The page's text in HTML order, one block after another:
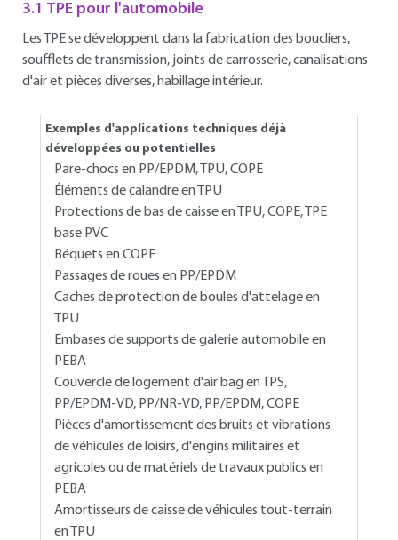
3.1 TPE pour l'automobile
Les TPE se développent dans la fabrication des boucliers,
soufflets de transmission, joints de carrosserie, canalisations
d'air et pièces diverses, habillage intérieur.
Exemples d'applications techniques déjà
développées ou potentielles
Pare-chocs en PP/EPDM, TPU, COPE
Éléments de calandre en TPU
Protections de bas de caisse en TPU, COPE, TPE
base PVC
Béquets en COPE
Passages de roues en PP/EPDM
Caches de protection de boules d'attelage en
TPU
Embases de supports de galerie automobile en
PEBA
Couvercle de logement d'air bag en TPS,
PP/EPDM-VD, PP/NR-VD, PP/EPDM, COPE
Pièces d'amortissement des bruits et vibrations
de véhicules de loisirs, d'engins militaires et
agricoles ou de matériels de travaux publics en
PEBA
Amortisseurs de caisse de véhicules tout-terrain
en TPU